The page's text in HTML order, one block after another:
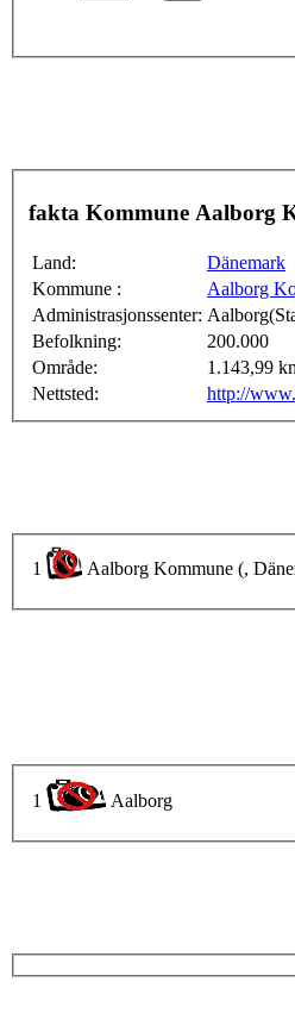
fakta Kommune
Land:
Dänemark
Kommune :
Aalborg
Administrasjonssenter:
Befolkning:
200.000
Område:
Nettsted:
http://
1 Aalborg Kommune (,
1 Aalborg